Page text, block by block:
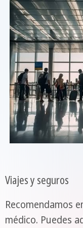
Viajes y seguros
Recomendamos
médico. Puedes